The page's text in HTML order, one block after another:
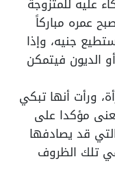
عليه للمتزوجة
عمره مباركاً
جنيه، وإذا
الديون فيتمكن
ورأت أنها تبكي
مؤكدا على
قد يصادفها
في تلك الظروف